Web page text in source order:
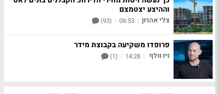
וההיצע יצטמצם
צלי אהרון |
06:53
|
(93)
פרופדו משקיעה בקבוצת מידר
זיו וולף |
14:28
|
(1)